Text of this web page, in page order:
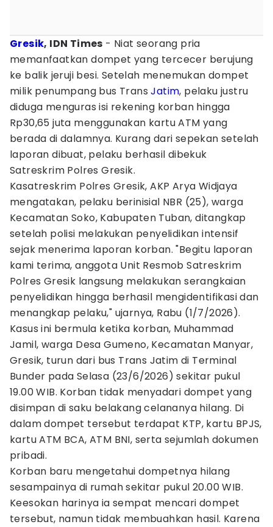
Gresik, IDN Times - Niat seorang pria
memanfaatkan dompet yang tercecer berujung
ke balik jeruji besi. Setelah menemukan dompet
milik penumpang bus TransJatim, pelaku justru
diduga menguras isi rekening korban hingga
Rp30,65 juta menggunakan kartu ATM yang
berada di dalamnya. Kurang dari sepekan setelah
laporan dibuat, pelaku berhasil dibekuk
Satreskrim Polres Gresik.
Kasatreskrim Polres Gresik, AKP Arya Widjaya
mengatakan, pelaku berinisial NBR (25), warga
Kecamatan Soko, Kabupaten Tuban, ditangkap
setelah polisi melakukan penyelidikan intensif
sejak menerima laporan korban. "Begitu laporan
kami terima, anggota Unit Resmob Satreskrim
Polres Gresik langsung melakukan serangkaian
penyelidikan hingga berhasil mengidentifikasi dan
menangkap pelaku," ujarnya, Rabu (1/7/2026).
Kasus ini bermula ketika korban, Muhammad
Jamil, warga Desa Gumeno, Kecamatan Manyar,
Gresik, turun dari bus Trans Jatim di Terminal
Bunder pada Selasa (23/6/2026) sekitar pukul
19.00 WIB. Korban tidak menyadari dompet yang
disimpan di saku belakang celananya hilang. Di
dalam dompet tersebut terdapat KTP, kartu BPJS,
kartu ATM BCA, ATM BNI, serta sejumlah dokumen
pribadi.
Korban baru mengetahui dompetnya hilang
sesampainya di rumah sekitar pukul 20.00 WIB.
Keesokan harinya ia sempat mencari dompet
tersebut, namun tidak membuahkan hasil. Karena